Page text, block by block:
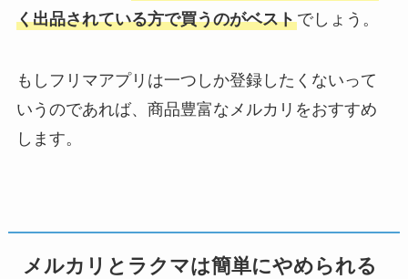
く出品されている方で買うのがベストでしょう。
もしフリマアプリは一つしか登録したくないって
いうのであれば、商品豊富なメルカリをおすすめ
します。
メルカリとラクマは簡単にやめられる